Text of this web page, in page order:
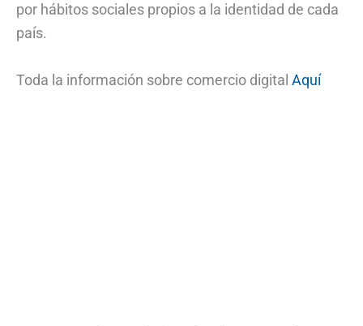
por hábitos sociales propios a la identidad de cada
país.
Toda la información sobre comercio digital Aquí